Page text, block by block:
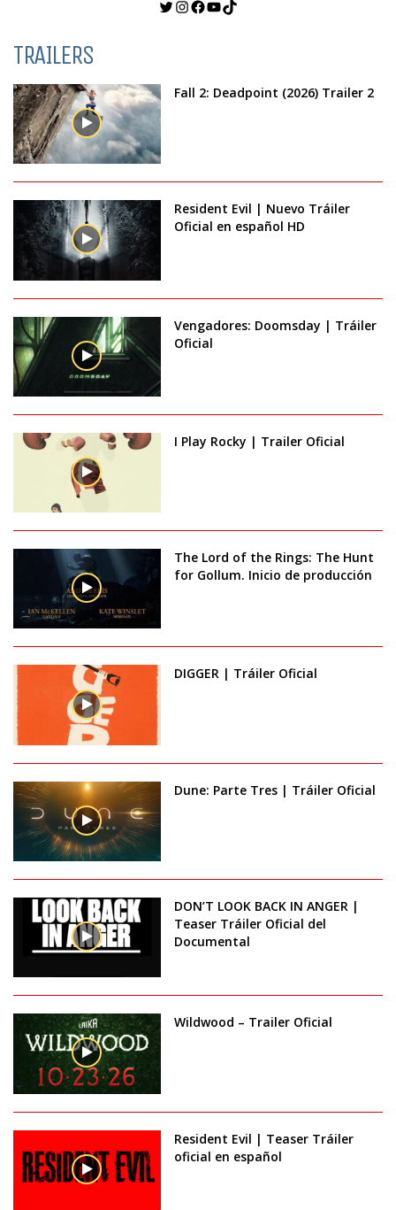
Twitter
Instagram
Facebook
YouTube
TikTok
TRAILERS
Fall 2: Deadpoint (2026) Trailer 2
Resident Evil | Nuevo Tráiler
Oficial en español HD
Vengadores: Doomsday | Tráiler
Oficial
I Play Rocky | Trailer Oficial
The Lord of the Rings: The Hunt
for Gollum. Inicio de producción
DIGGER | Tráiler Oficial
Dune: Parte Tres | Tráiler Oficial
DON’T LOOK BACK IN ANGER |
Teaser Tráiler Oficial del
Documental
Wildwood – Trailer Oficial
Resident Evil | Teaser Tráiler
oficial en español